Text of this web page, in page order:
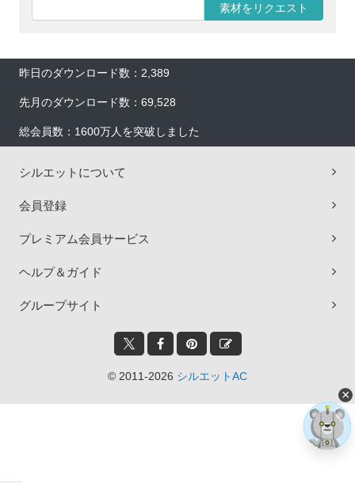
素材をリクエスト
昨日のダウンロード数：2,389
先月のダウンロード数：69,528
総会員数：1600万人を突破しました
シルエットについて
会員登録
プレミアム会員サービス
ヘルプ＆ガイド
グループサイト
© 2011-2026 シルエットAC
×